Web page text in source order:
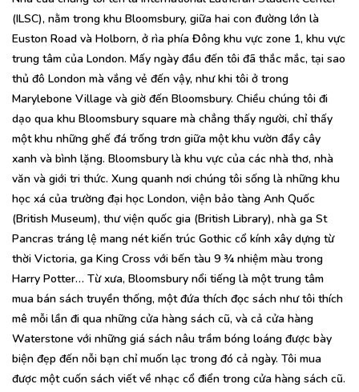
(ILSC), nằm trong khu Bloomsbury, giữa hai con đường lớn là
Euston Road và Holborn, ở rìa phía Đông khu vực zone 1, khu vực
trung tâm của London. Mấy ngày đầu đến tôi đã thắc mắc, tại sao
thủ đô London mà vắng vẻ đến vậy, như khi tôi ở trong
Marylebone Village và giờ đến Bloomsbury. Chiều chúng tôi đi
dạo qua khu Bloomsbury square mà chẳng thấy người, chỉ thấy
một khu những ghế đá trống trơn giữa một khu vườn đầy cây
xanh và bình lặng. Bloomsbury là khu vực của các nhà thơ, nhà
văn và giới tri thức. Xung quanh nơi chúng tôi sống là những khu
học xá của trường đại học London, viện bảo tàng Anh Quốc
(British Museum), thư viện quốc gia (British Library), nhà ga St
Pancras tráng lệ mang nét kiến trúc Gothic cổ kính xây dựng từ
thời Victoria, ga King Cross với bến tàu 9 ¾ nhiệm màu trong
Harry Potter… Từ xưa, Bloomsbury nổi tiếng là một trung tâm
mua bán sách truyền thống, một đứa thích đọc sách như tôi thích
mê mỗi lần đi qua những cửa hàng sách cũ, và cả cửa hàng
Waterstone với những giá sách nâu trầm bóng loáng được bày
biện đẹp đến nỗi bạn chỉ muốn lạc trong đó cả ngày. Tôi mua
được một cuốn sách viết về nhạc cổ điển trong cửa hàng sách cũ.